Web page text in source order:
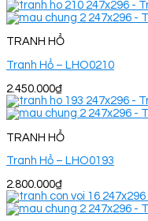
TRANH HỔ
Tranh Hổ – LHO0210
2.450.000₫
TRANH HỔ
Tranh Hổ – LHO0193
2.800.000₫